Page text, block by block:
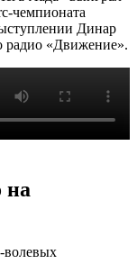
чемпионата
Динар
радио «Движение».
на